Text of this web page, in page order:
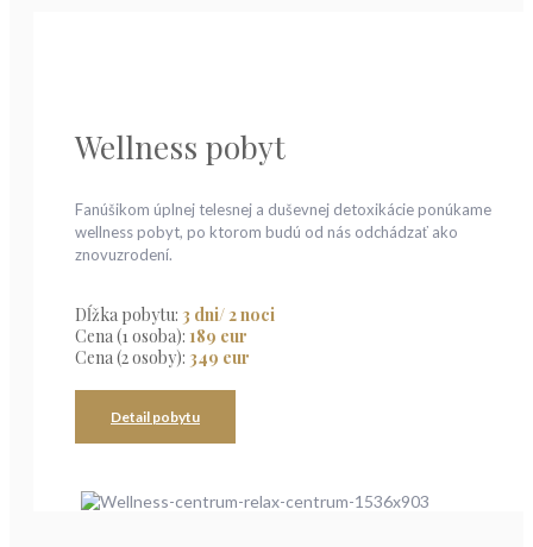
Wellness pobyt
Fanúšikom úplnej telesnej a duševnej detoxikácie ponúkame
wellness pobyt, po ktorom budú od nás odchádzať ako
znovuzrodení.
Dĺžka pobytu: 3 dni/ 2 noci
Cena (1 osoba): 189 eur
Cena (2 osoby): 349 eur
Detail pobytu